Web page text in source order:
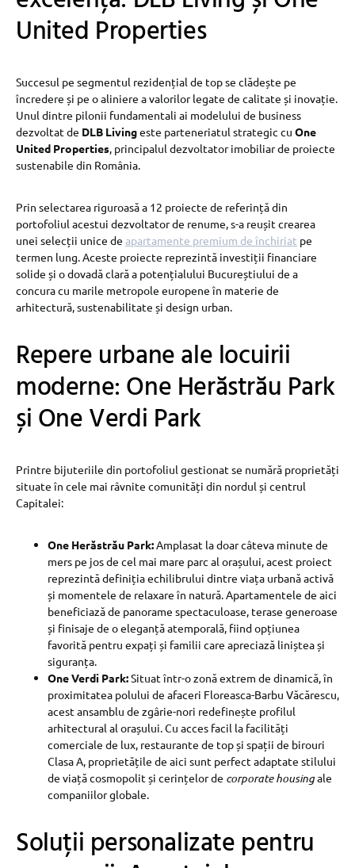
United Properties
Succesul pe segmentul rezidențial de top se clădește pe
încredere și pe o aliniere a valorilor legate de calitate și inovație.
Unul dintre pilonii fundamentali ai modelului de business
dezvoltat de DLB Livingeste parteneriatul strategic cu One
United Properties, principalul dezvoltator imobiliar de proiecte
sustenabile din România.
Prin selectarea riguroasă a 12 proiecte de referință din
portofoliul acestui dezvoltator de renume, s-a reușit crearea
unei selecții unice de apartamente premium de închiriat pe
termen lung. Aceste proiecte reprezintă investiții financiare
solide și o dovadă clară a potențialului Bucureștiului de a
concura cu marile metropole europene în materie de
arhitectură, sustenabilitate și design urban.
Repere urbane ale locuirii
moderne: One Herăstrău Park
și One Verdi Park
Printre bijuteriile din portofoliul gestionat se numără proprietăți
situate în cele mai râvnite comunități din nordul și centrul
Capitalei:
One Herăstrău Park:Amplasat la doar câteva minute de
mers pe jos de cel mai mare parc al orașului, acest proiect
reprezintă definiția echilibrului dintre viața urbană activă
și momentele de relaxare în natură. Apartamentele de aici
beneficiază de panorame spectaculoase, terase generoase
și finisaje de o eleganță atemporală, fiind opțiunea
favorită pentru expați și familii care apreciază liniștea și
siguranța.
One Verdi Park:Situat într-o zonă extrem de dinamică, în
proximitatea polului de afaceri Floreasca-Barbu Văcărescu,
acest ansamblu de zgârie-nori redefinește profilul
arhitectural al orașului. Cu acces facil la facilități
comerciale de lux, restaurante de top și spații de birouri
Clasa A, proprietățile de aici sunt perfect adaptate stilului
de viață cosmopolit și cerințelor de corporate housingale
companiilor globale.
Soluții personalizate pentru